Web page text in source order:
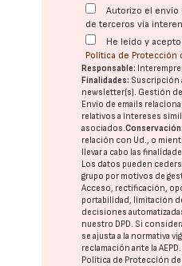
Autorizo el
de terceros vía
He leído y
Política de Protección
Responsable:
Finalidades: Suscripción
newsletter(s). Gestión
Envío de emails
relativos a intereses
asociados.Conservación:
relación con Ud., o
llevar a cabo las
Los datos pueden
grupo por motivos de
Acceso, rectificación,
portabilidad, limitación
decisiones
nuestro DPD. Si
se ajusta a la normativa
reclamación ante laAEPD
Política de Protección de